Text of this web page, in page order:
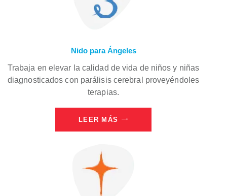
Nido para Ángeles
Trabaja en elevar la calidad de vida de niños y niñas
diagnosticados con parálisis cerebral proveyéndoles
terapias.
LEER MÁS